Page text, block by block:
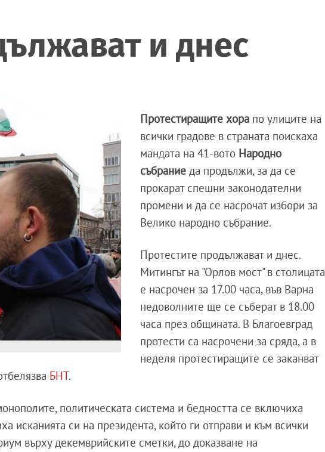
и днес
Протестиращите хора по улиците на
всички градове в страната поискаха
мандата на 41-вото Народно
събраниеда продължи, за да се
прокарат спешни законодателни
промени и да се насрочат избори за
Велико народно събрание.
Протестите продължават и днес.
Митингът на "Орлов мост" в столицата
е насрочен за 17.00 часа, във Варна
недоволните ще се съберат в 18.00
часа през общината. В Благоевград
протести са насрочени за сряда, а в
неделя протестиращите се заканват
БНТ.
политическата система и бедността се включиха
исканията си на президента, който ги отправи и към всички
върху декемврийските сметки, до доказване на